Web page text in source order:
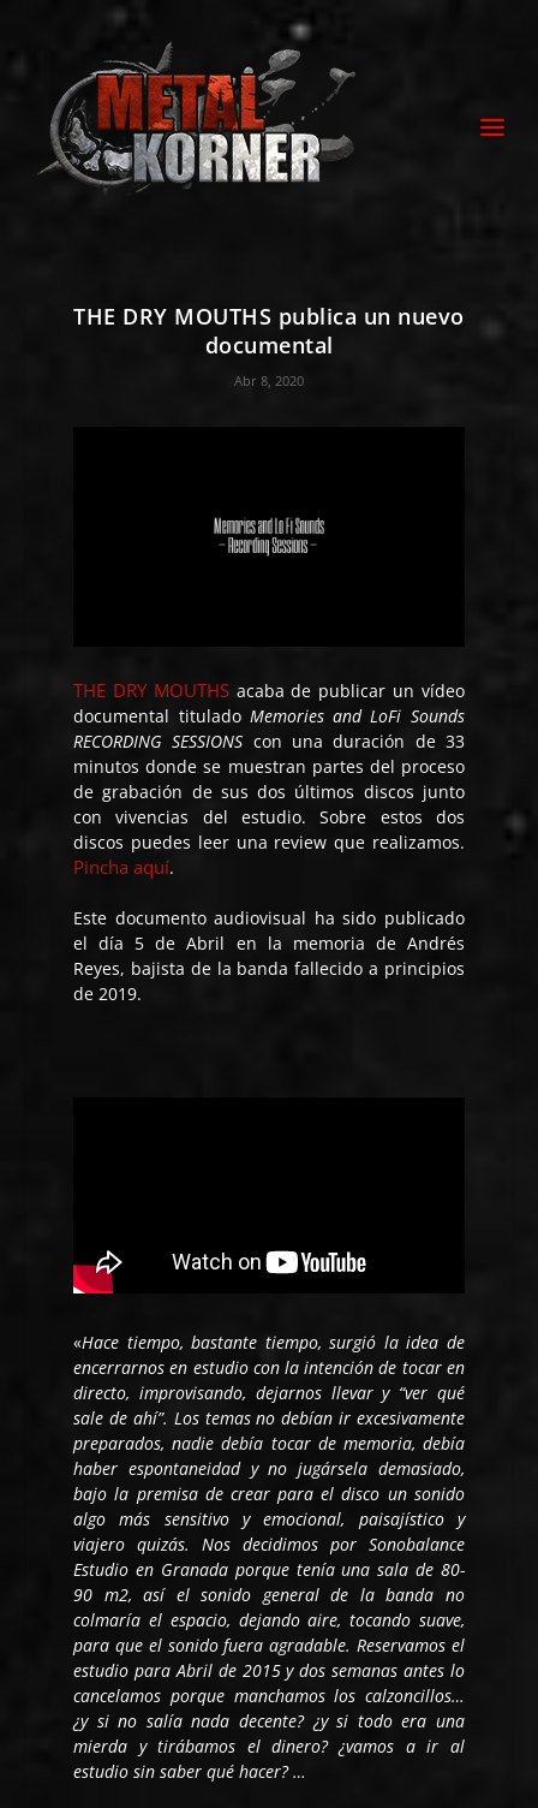
THE DRY MOUTHS publica un nuevo
documental
Abr 8, 2020
THE DRY MOUTHSacaba de publicar un vídeo
documental titulado Memories and LoFi Sounds
RECORDING SESSIONS con una duración de 33
minutos donde se muestran partes del proceso
de grabación de sus dos últimos discos junto
con vivencias del estudio. Sobre estos dos
discos puedes leer una review que realizamos.
Pincha aquí.
Este documento audiovisual ha sido publicado
el día 5 de Abril en la memoria de Andrés
Reyes, bajista de la banda fallecido a principios
de 2019.
«Hace tiempo, bastante tiempo, surgió la idea de
encerrarnos en estudio con la intención de tocar en
directo, improvisando, dejarnos llevar y “ver qué
sale de ahí”. Los temas no debían ir excesivamente
preparados, nadie debía tocar de memoria, debía
haber espontaneidad y no jugársela demasiado,
bajo la premisa de crear para el disco un sonido
algo más sensitivo y emocional, paisajístico y
viajero quizás. Nos decidimos por Sonobalance
Estudio en Granada porque tenía una sala de 80-
90 m2, así el sonido general de la banda no
colmaría el espacio, dejando aire, tocando suave,
para que el sonido fuera agradable. Reservamos el
estudio para Abril de 2015 y dos semanas antes lo
cancelamos porque manchamos los calzoncillos…
¿y si no salía nada decente? ¿y si todo era una
mierda y tirábamos el dinero? ¿vamos a ir al
estudio sin saber qué hacer? …